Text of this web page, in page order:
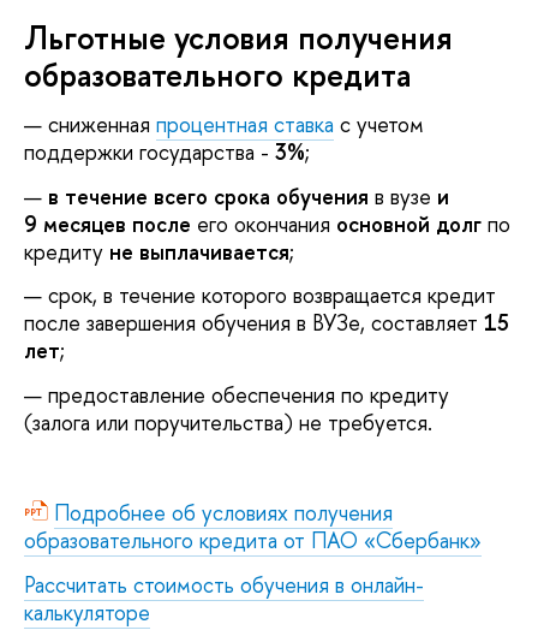
Льготные условия получения
образовательного кредита
сниженная процентная ставка с учетом
поддержки государства - 3%;
в течение всего срока обучения в вузе и
9 месяцев после его окончания основной долг по
кредиту не выплачивается;
срок, в течение которого возвращается кредит
после завершения обучения в ВУЗе, составляет 15
лет;
предоставление обеспечения по кредиту
(залога или поручительства) не требуется.
Подробнее об условиях получения
образовательного кредита от ПАО «Сбербанк»
Рассчитать стоимость обучения в онлайн-
калькуляторе